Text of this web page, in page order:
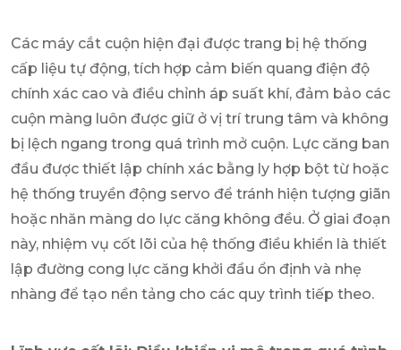
Các máy cắt cuộn hiện đại được trang bị hệ thống
cấp liệu tự động, tích hợp cảm biến quang điện độ
chính xác cao và điều chỉnh áp suất khí, đảm bảo các
cuộn màng luôn được giữ ở vị trí trung tâm và không
bị lệch ngang trong quá trình mở cuộn. Lực căng ban
đầu được thiết lập chính xác bằng ly hợp bột từ hoặc
hệ thống truyền động servo để tránh hiện tượng giãn
hoặc nhăn màng do lực căng không đều. Ở giai đoạn
này, nhiệm vụ cốt lõi của hệ thống điều khiển là thiết
lập đường cong lực căng khởi đầu ổn định và nhẹ
nhàng để tạo nền tảng cho các quy trình tiếp theo.